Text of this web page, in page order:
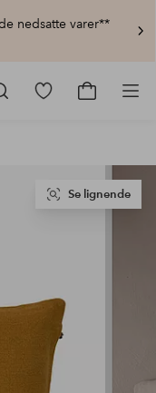
nedsatte varer**
Gå
Gå
Se lignende